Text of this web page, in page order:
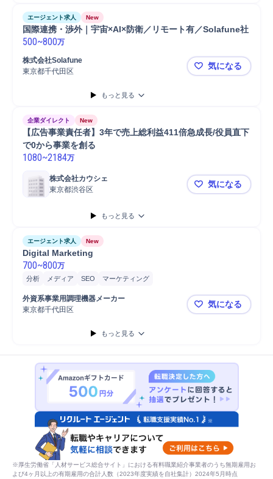
エージェント求人 New
国際連携・渉外｜宇宙×AI×防衛／リモート有／Solafune社
500~800万
株式会社Solafune
東京都千代田区
国際連携・
気になる
もっと見る
企業ダイレクト New
【広告事業責任者】3年で売上総利益411倍急成長/役員直下
で0から事業を創る
1080~2184万
株式会社カウシェ
東京都渋谷区
【広告事業
気になる
もっと見る
エージェント求人 New
Digital Marketing
700~800万
分析 メディア SEO
マーケティング
デジタルマーケティング戦略策定
外資系事業用調理機器メーカー
東京都千代田区
Digital
気になる
もっと見る
※厚生労働省「人材サービス総合サイト」における有料職業紹介事業者のうち無期雇用お
よび4ヶ月以上の有期雇用の合計人数（2023年度実績を自社集計）2024年5月時点